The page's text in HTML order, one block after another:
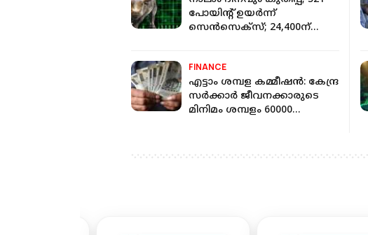
പോയിന്റ് ഉയർന്ന്
സെൻസെക്സ്; 24,400ന്
FINANCE
എട്ടാം ശമ്പള കമ്മീഷന്‍: കേന്ദ്ര
സർക്കാർ ജീവനക്കാരുടെ
മിനിമം ശമ്പളം 60000